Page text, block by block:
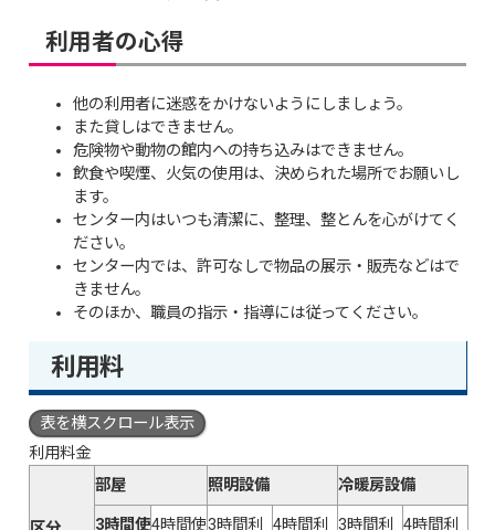
利用者の心得
他の利用者に迷惑をかけないようにしましょう。
また貸しはできません。
危険物や動物の館内への持ち込みはできません。
飲食や喫煙、火気の使用は、決められた場所でお願いし
ます。
センター内はいつも清潔に、整理、整とんを心がけてく
ださい。
センター内では、許可なしで物品の展示・販売などはで
きません。
そのほか、職員の指示・指導には従ってください。
利用料
表を横スクロール表示
利用料金
部屋 照明設備 冷暖房設備
3時間使4時間使3時間利
4時間利
3時間利
4時間利